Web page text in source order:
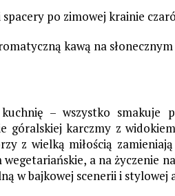
po zimowej krainie
kawą na
– wszystko smakuje
góralskiej karczmy z
z wielką miłością
wegetariańskie, a na życzenie
w bajkowej scenerii i stylowej